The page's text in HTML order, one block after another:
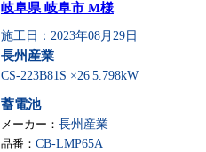
岐阜県 岐阜市 M様
施工日：2023年08月29日
長州産業
CS-223B81S ×26 5.798kW
蓄電池
メーカー： 長州産業
品番： CB-LMP65A